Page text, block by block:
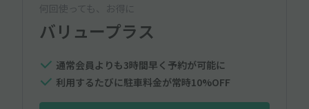
何回使っても、お得に
バリュープラス
通常会員よりも3時間早く予約が可能に
利用するたびに駐車料金が常時10%OFF